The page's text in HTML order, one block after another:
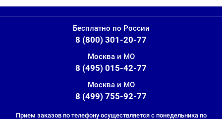
Бесплатно по России
8 (800) 301-20-77
Москва и МО
8 (495) 015-42-77
Москва и МО
8 (499) 755-92-77
Прием заказов по телефону осуществляется с понедельника по